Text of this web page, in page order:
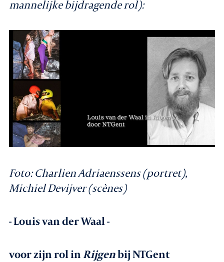
mannelijke bijdragende rol):
Foto: Charlien Adriaenssens (portret),
Michiel Devijver (scènes)
- Louis van der Waal -
voor zijn rol inRijgenbij NTGent